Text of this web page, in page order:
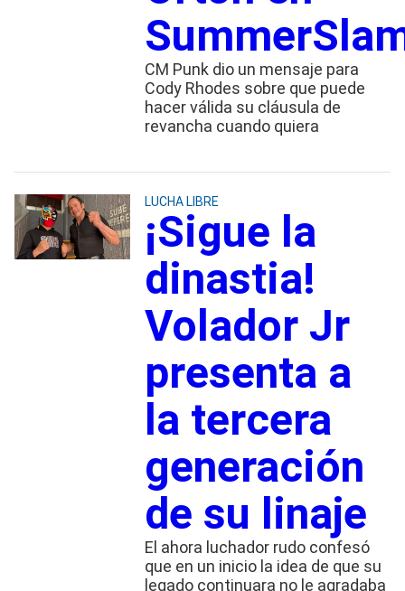
CM Punk dio un mensaje para
Cody Rhodes sobre que puede
hacer válida su cláusula de
revancha cuando quiera
LUCHA LIBRE
¡Sigue la
dinastia!
Volador Jr
presenta a
la tercera
generación
de su linaje
El ahora luchador rudo confesó
que en un inicio la idea de que su
legado continuara no le agradaba